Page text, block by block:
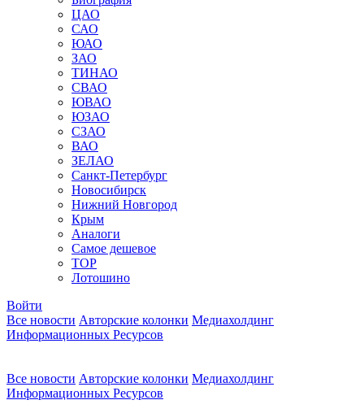
ЦАО
САО
ЮАО
ЗАО
ТИНАО
СВАО
ЮВАО
ЮЗАО
СЗАО
ВАО
ЗЕЛАО
Санкт-Петербург
Новосибирск
Нижний Новгород
Крым
Аналоги
Самое дешевое
TOP
Лотошино
Войти
Все новости Авторские колонки Медиахолдинг
Информационных Ресурсов
Все новости Авторские колонки Медиахолдинг
Информационных Ресурсов